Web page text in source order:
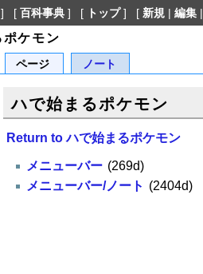
[ 百科事典] [ トップ] [ 新規| 編集|
ケモン
ページ ノート
ハで始まるポケモン
Return to ハで始まるポケモン
メニューバー (269d)
メニューバー/ノート (2404d)